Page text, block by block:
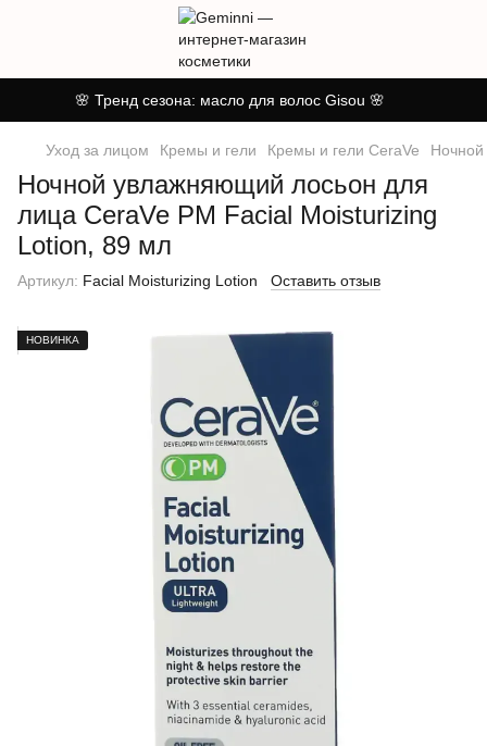
🌸 Тренд сезона: масло для волос Gisou 🌸
Уход за лицом Кремы и гели Кремы и гели CeraVe
Ночной увлажняющий лосьон для
лица CeraVe PM Facial Moisturizing
Lotion, 89 мл
Артикул: Facial Moisturizing Lotion Оставить отзыв
НОВИНКА